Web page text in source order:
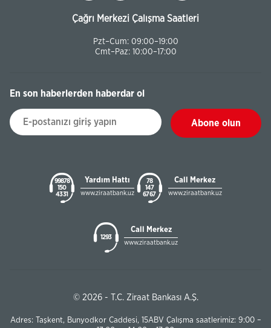
Çağrı Merkezi Çalışma Saatleri
Pzt–Cum: 09:00–19:00
Cmt–Paz: 10:00–17:00
En son haberlerden haberdar ol
Abone olun
99878
150
43 31
Yardım Hattı
www.ziraatbank.uz
78
147
67 67
Call Merkez
www.ziraatbank.uz
1293
Call Merkez
www.ziraatbank.uz
© 2026 - T.C. Ziraat Bankası A.Ş.
Adres: Taşkent, Bunyodkor Caddesi, 15ABV Çalışma saatlerimiz: 9:00 –